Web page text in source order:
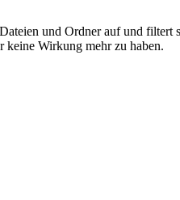
und Ordner auf und filtert
keine Wirkung mehr zu haben.